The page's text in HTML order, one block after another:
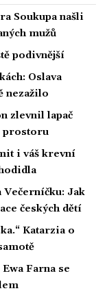
Soukupa našli
mužů
podivnější
Oslava
nezažilo
zlevnil lapač
prostoru
i váš krevní
Večerníčku: Jak
českých dětí
Katarzia o
Farna se